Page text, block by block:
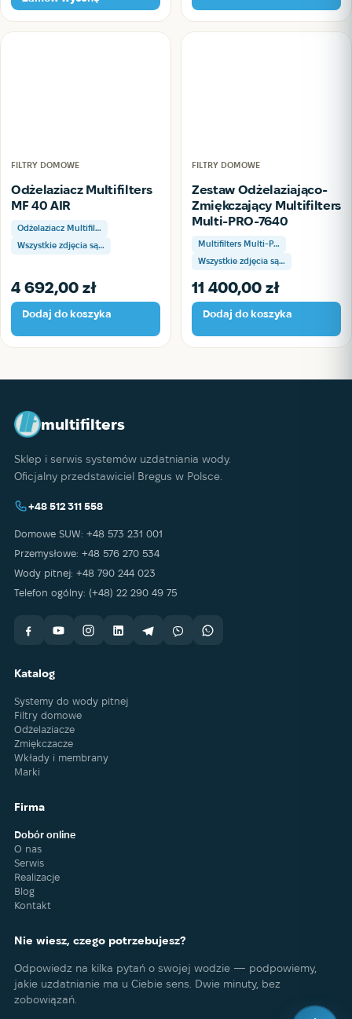
FILTRY DOMOWE
Odżelaziacz Multifilters
MF 40 AIR
Odżelaziacz Multifil…
Wszystkie zdjęcia są…
4 692,00 zł
Dodaj do koszyka
FILTRY DOMOWE
Zestaw Odżelaziająco-
Zmiękczający Multifilters
Multi-PRO-7640
Multifilters Multi-P…
Wszystkie zdjęcia są…
11 400,00 zł
Dodaj do koszyka
multifilters
Sklep i serwis systemów uzdatniania wody.
Oficjalny przedstawiciel Bregus w Polsce.
+48 512 311 558
Domowe SUW: +48 573 231 001
Przemysłowe: +48 576 270 534
Wody pitnej: +48 790 244 023
Telefon ogólny: (+48) 22 290 49 75
Katalog
Systemy do wody pitnej
Filtry domowe
Odżelaziacze
Zmiękczacze
Wkłady i membrany
Marki
Firma
Dobór online
O nas
Serwis
Realizacje
Blog
Kontakt
Nie wiesz, czego potrzebujesz?
Odpowiedz na kilka pytań o swojej wodzie — podpowiemy,
jakie uzdatnianie ma u Ciebie sens. Dwie minuty, bez
zobowiązań.